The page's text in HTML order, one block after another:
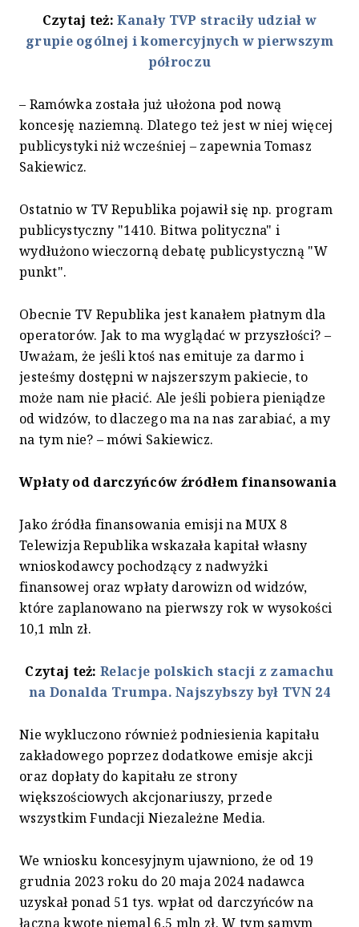
Czytaj też:Kanały TVP straciły udział w
grupie ogólnej i komercyjnych w pierwszym
półroczu
– Ramówka została już ułożona pod nową
koncesję naziemną. Dlatego też jest w niej więcej
publicystyki niż wcześniej – zapewnia Tomasz
Sakiewicz.
Ostatnio w TV Republika pojawił się np. program
publicystyczny "1410. Bitwa polityczna" i
wydłużono wieczorną debatę publicystyczną "W
punkt".
Obecnie TV Republika jest kanałem płatnym dla
operatorów. Jak to ma wyglądać w przyszłości? –
Uważam, że jeśli ktoś nas emituje za darmo i
jesteśmy dostępni w najszerszym pakiecie, to
może nam nie płacić. Ale jeśli pobiera pieniądze
od widzów, to dlaczego ma na nas zarabiać, a my
na tym nie? – mówi Sakiewicz.
Wpłaty od darczyńców źródłem finansowania
Jako źródła finansowania emisji na MUX 8
Telewizja Republika wskazała kapitał własny
wnioskodawcy pochodzący z nadwyżki
finansowej oraz wpłaty darowizn od widzów,
które zaplanowano na pierwszy rok w wysokości
10,1 mln zł.
Czytaj też:Relacje polskich stacji z zamachu
na Donalda Trumpa. Najszybszy był TVN 24
Nie wykluczono również podniesienia kapitału
zakładowego poprzez dodatkowe emisje akcji
oraz dopłaty do kapitału ze strony
większościowych akcjonariuszy, przede
wszystkim Fundacji Niezależne Media.
We wniosku koncesyjnym ujawniono, że od 19
grudnia 2023 roku do 20 maja 2024 nadawca
uzyskał ponad 51 tys. wpłat od darczyńców na
łączną kwotę niemal 6,5 mln zł. W tym samym